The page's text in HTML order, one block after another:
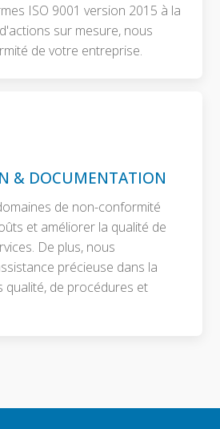
ISO 9001 version 2015 à la
sur mesure, nous
de votre entreprise.
& DOCUMENTATION
de non-conformité
et améliorer la qualité de
De plus, nous
précieuse dans la
qualité, de procédures et